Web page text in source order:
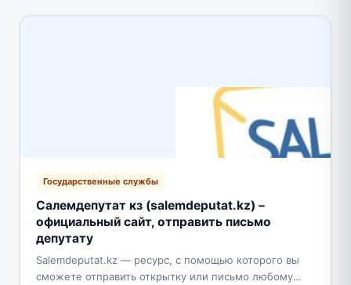
Государственные службы
Салемдепутат кз (salemdeputat.kz) –
официальный сайт, отправить письмо
депутату
Salemdeputat.kz — ресурс, с помощью которого вы
сможете отправить открытку или письмо любому